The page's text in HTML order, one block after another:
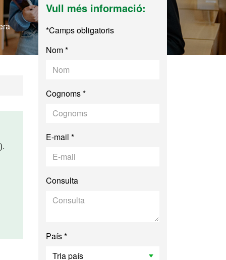
Vull més informació:
*Camps obligatoris
Nom *
Cognoms *
E-mail *
Consulta
País *